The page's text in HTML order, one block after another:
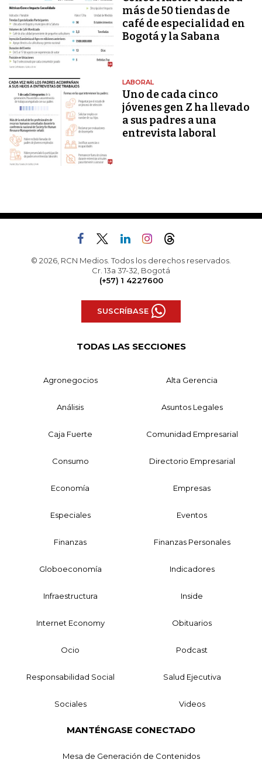
más de 50 tiendas de
café de especialidad en
Bogotá y la Sabana
LABORAL
Uno de cada cinco
jóvenes gen Z ha llevado
a sus padres a una
entrevista laboral
© 2026, RCN Medios. Todos los derechos reservados.
Cr. 13a 37-32, Bogotá
(+57) 1 4227600
SUSCRÍBASE
TODAS LAS SECCIONES
Agronegocios Alta Gerencia
Análisis Asuntos Legales
Caja Fuerte Comunidad Empresarial
Consumo Directorio Empresarial
Economía Empresas
Especiales Eventos
Finanzas Finanzas Personales
Globoeconomía Indicadores
Infraestructura Inside
Internet Economy Obituarios
Ocio Podcast
Responsabilidad Social Salud Ejecutiva
Sociales Videos
MANTÉNGASE CONECTADO
Mesa de Generación de Contenidos